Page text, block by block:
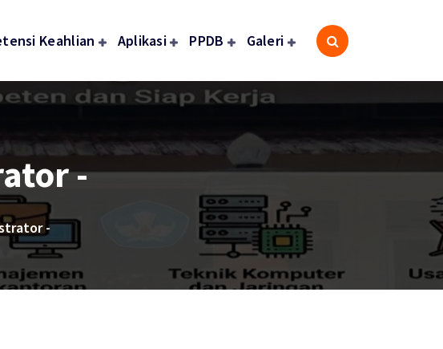
Keahlian Aplikasi PPDB Galeri
-
-